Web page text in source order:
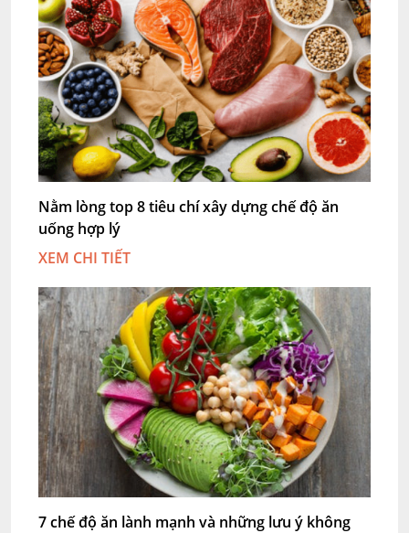
Nằm lòng top 8 tiêu chí xây dựng chế độ ăn
uống hợp lý
XEM CHI TIẾT
7 chế độ ăn lành mạnh và những lưu ý không